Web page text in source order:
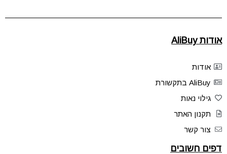
אודות AliBuy
אודות
AliBuy בתקשורת
גילוי נאות
תקנון האתר
צור קשר
דפים חשובים